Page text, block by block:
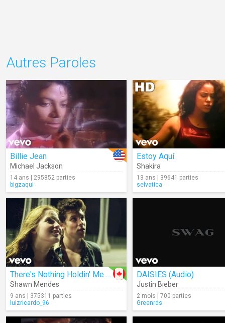
Autres Paroles
Billie Jean
Michael Jackson
14 ans | 295852 parties
bigzaqui
Estoy Aquí
Shakira
13 ans | 39641 parties
selvatica
There's Nothing Holdin' Me Back
Shawn Mendes
9 ans | 375311 parties
luizricardo_96
DAISIES (Audio)
Justin Bieber
2 mois | 700 parties
Greenrds